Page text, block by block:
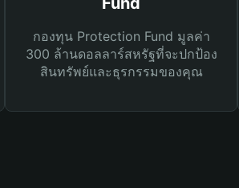
กองทุน Protection Fund มูลค่า
300 ล้านดอลลาร์สหรัฐที่จะปกป้อง
สินทรัพย์และธุรกรรมของคุณ